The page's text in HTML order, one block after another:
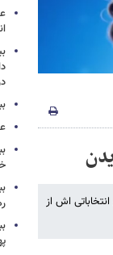
اش از